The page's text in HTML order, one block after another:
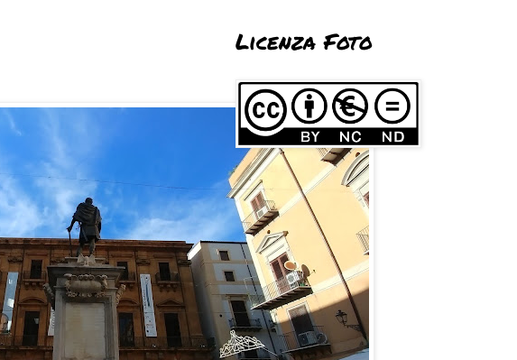
Licenza Foto